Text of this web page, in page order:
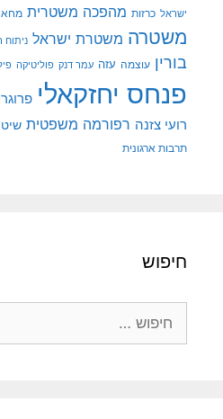
ישראל כרזות מהפכה משטרית
משטרה משטרת ישראל ניתוח
בורין עוצמה עזה עמר דנק פוליטיקה
פנחס יחזקאלי
רועי צזנה רפורמה משפטית
תרבות ארגונית
חיפוש